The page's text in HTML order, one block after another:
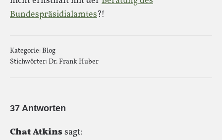
Bundespräsidialamtes?!
Kategorie:Blog
Stichwörter:Dr. Frank Huber
37 Antworten
Chat Atkinssagt: